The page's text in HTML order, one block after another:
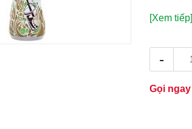
[Xem tiếp]
-
Gọi ngay